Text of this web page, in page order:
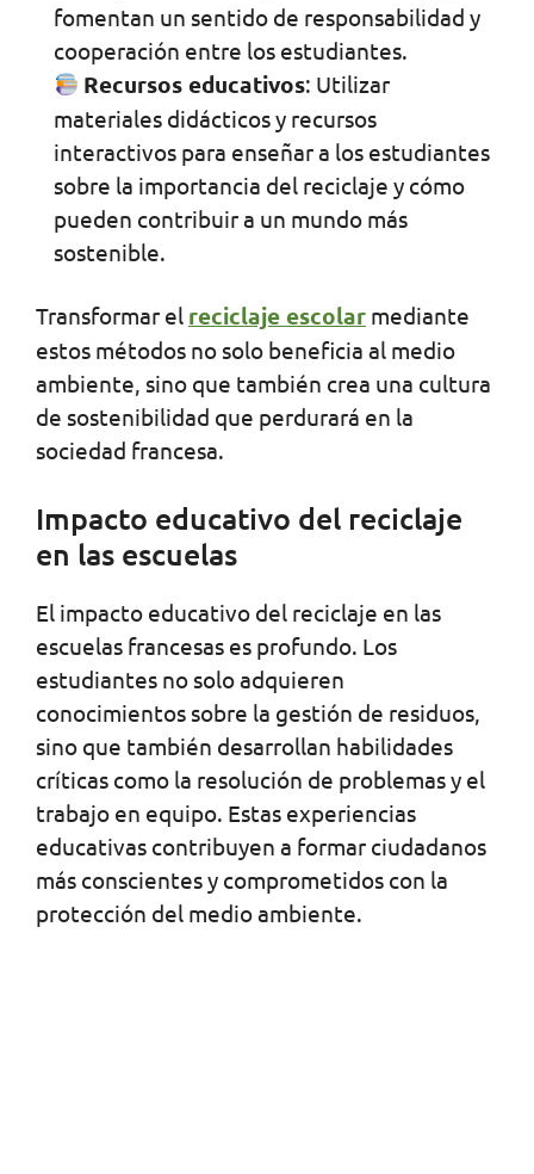
fomentan un sentido de responsabilidad y
cooperación entre los estudiantes.
Recursos educativos: Utilizar
materiales didácticos y recursos
interactivos para enseñar a los estudiantes
sobre la importancia del reciclaje y cómo
pueden contribuir a un mundo más
sostenible.
Transformar el reciclaje escolar mediante
estos métodos no solo beneficia al medio
ambiente, sino que también crea una cultura
de sostenibilidad que perdurará en la
sociedad francesa.
Impacto educativo del reciclaje
en las escuelas
El impacto educativo del reciclaje en las
escuelas francesas es profundo. Los
estudiantes no solo adquieren
conocimientos sobre la gestión de residuos,
sino que también desarrollan habilidades
críticas como la resolución de problemas y el
trabajo en equipo. Estas experiencias
educativas contribuyen a formar ciudadanos
más conscientes y comprometidos con la
protección del medio ambiente.